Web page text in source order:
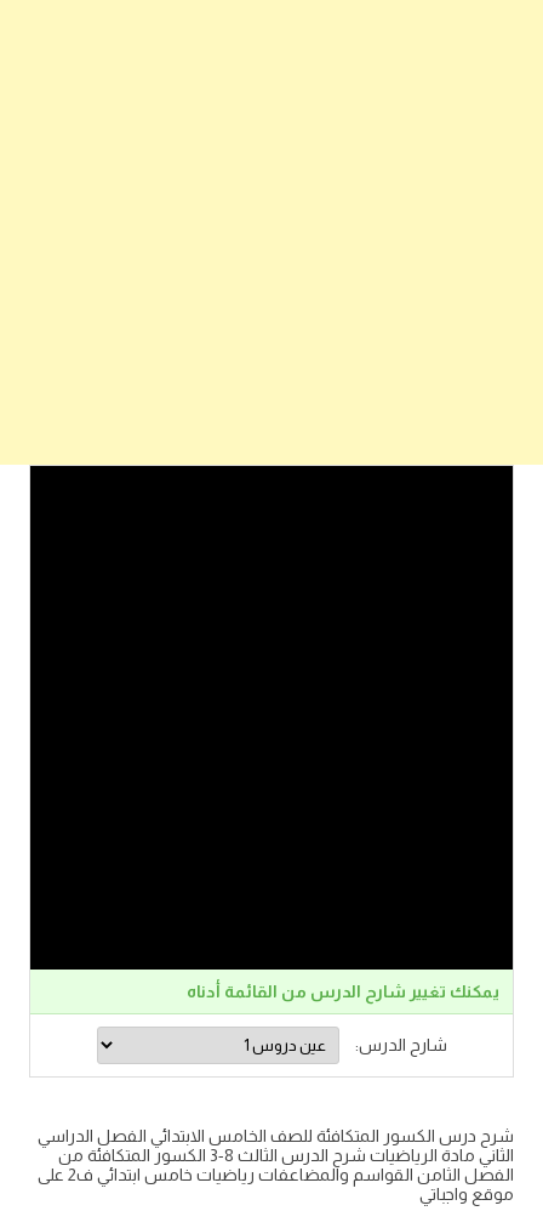
يمكنك تغيير شارح الدرس من القائمة أدناه
شارح الدرس:
شرح درس الكسور المتكافئة للصف الخامس الابتدائي الفصل الدراسي
الثاني مادة الرياضيات شرح الدرس الثالث 8-3 الكسور المتكافئة من
الفصل الثامن القواسم والمضاعفات رياضيات خامس ابتدائي ف2 على
موقع واجباتي